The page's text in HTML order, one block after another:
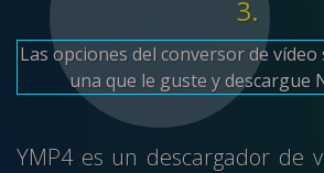
3.
Las opciones del conversor de
una que le guste y descargue
YMP4 es un descargador de